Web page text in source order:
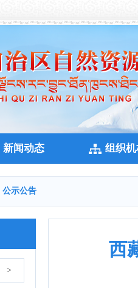
新闻动态 组织
公示公告
>
西